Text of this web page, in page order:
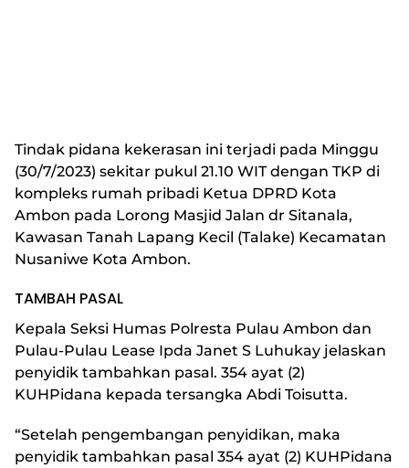
Tindak pidana kekerasan ini terjadi pada Minggu
(30/7/2023) sekitar pukul 21.10 WIT dengan TKP di
kompleks rumah pribadi Ketua DPRD Kota
Ambon pada Lorong Masjid Jalan dr Sitanala,
Kawasan Tanah Lapang Kecil (Talake) Kecamatan
Nusaniwe Kota Ambon.
TAMBAH PASAL
Kepala Seksi Humas Polresta Pulau Ambon dan
Pulau-Pulau Lease Ipda Janet S Luhukay jelaskan
penyidik tambahkan pasal. 354 ayat (2)
KUHPidana kepada tersangka Abdi Toisutta.
“Setelah pengembangan penyidikan, maka
penyidik tambahkan pasal 354 ayat (2) KUHPidana